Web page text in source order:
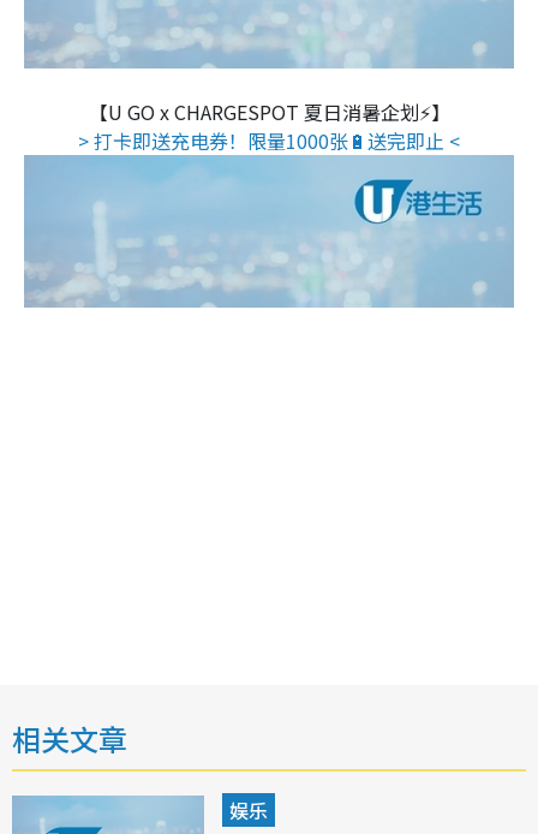
【U GO x CHARGESPOT 夏日消暑企划⚡】
> 打卡即送充电券！限量1000张🔋送完即止 <
相关文章
娱乐